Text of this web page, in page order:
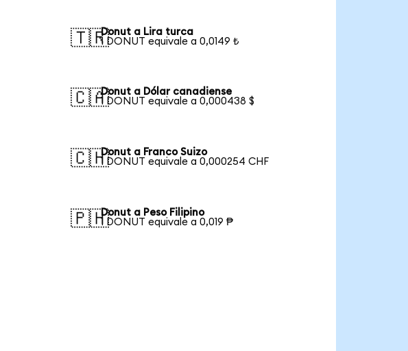
🇹🇷Donut a Lira turca
1 DONUT equivale a 0,0149 ₺
🇨🇦Donut a Dólar canadiense
1 DONUT equivale a 0,000438 $
🇨🇭Donut a Franco Suizo
1 DONUT equivale a 0,000254 CHF
🇵🇭Donut a Peso Filipino
1 DONUT equivale a 0,019 ₱